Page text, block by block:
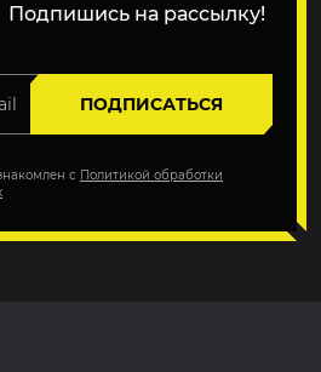
Подпишись на рассылку!
ПОДПИСАТЬСЯ
с Политикой обработки